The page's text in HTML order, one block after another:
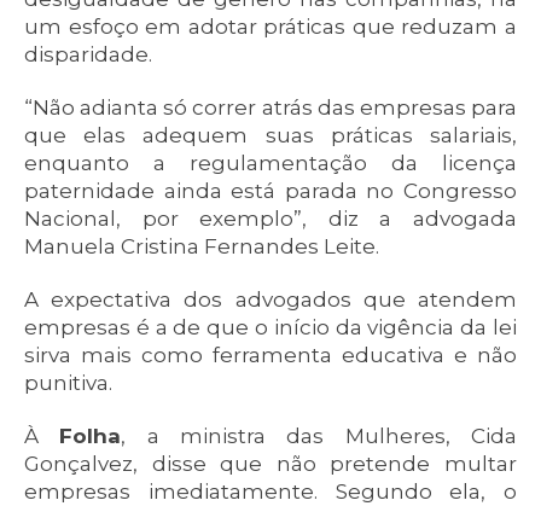
um esfoço em adotar práticas que reduzam a
disparidade.
“Não adianta só correr atrás das empresas para
que elas adequem suas práticas salariais,
enquanto a regulamentação da licença
paternidade ainda está parada no Congresso
Nacional, por exemplo”, diz a advogada
Manuela Cristina Fernandes Leite.
A expectativa dos advogados que atendem
empresas é a de que o início da vigência da lei
sirva mais como ferramenta educativa e não
punitiva.
À Folha, a ministra das Mulheres, Cida
Gonçalvez, disse que não pretende multar
empresas imediatamente. Segundo ela, o